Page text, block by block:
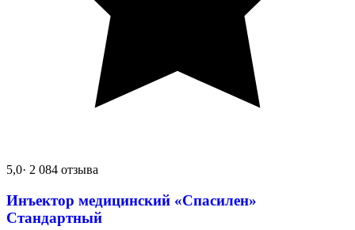
5,0· 2 084 отзыва
Инъектор медицинский «Спасилен»
Стандартный